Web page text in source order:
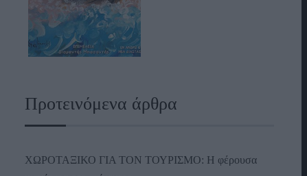
Προτεινόμενα άρθρα
ΧΩΡΟΤΑΞΙΚΟ ΓΙΑ ΤΟΝ ΤΟΥΡΙΣΜΟ: Η φέρουσα